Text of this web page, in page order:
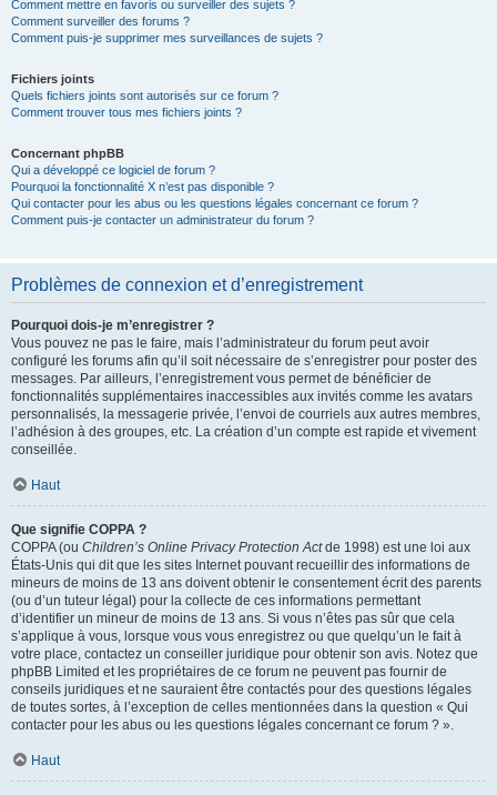
Comment mettre en favoris ou surveiller des sujets ?
Comment surveiller des forums ?
Comment puis-je supprimer mes surveillances de sujets ?
Fichiers joints
Quels fichiers joints sont autorisés sur ce forum ?
Comment trouver tous mes fichiers joints ?
Concernant phpBB
Qui a développé ce logiciel de forum ?
Pourquoi la fonctionnalité X n’est pas disponible ?
Qui contacter pour les abus ou les questions légales concernant ce forum ?
Comment puis-je contacter un administrateur du forum ?
Problèmes de connexion et d’enregistrement
Pourquoi dois-je m’enregistrer ?
Vous pouvez ne pas le faire, mais l’administrateur du forum peut avoir
configuré les forums afin qu’il soit nécessaire de s’enregistrer pour poster des
messages. Par ailleurs, l’enregistrement vous permet de bénéficier de
fonctionnalités supplémentaires inaccessibles aux invités comme les avatars
personnalisés, la messagerie privée, l’envoi de courriels aux autres membres,
l’adhésion à des groupes, etc. La création d’un compte est rapide et vivement
conseillée.
Haut
Que signifie COPPA ?
COPPA (ou Children’s Online Privacy Protection Actde 1998) est une loi aux
États-Unis qui dit que les sites Internet pouvant recueillir des informations de
mineurs de moins de 13 ans doivent obtenir le consentement écrit des parents
(ou d’un tuteur légal) pour la collecte de ces informations permettant
d’identifier un mineur de moins de 13 ans. Si vous n’êtes pas sûr que cela
s’applique à vous, lorsque vous vous enregistrez ou que quelqu’un le fait à
votre place, contactez un conseiller juridique pour obtenir son avis. Notez que
phpBB Limited et les propriétaires de ce forum ne peuvent pas fournir de
conseils juridiques et ne sauraient être contactés pour des questions légales
de toutes sortes, à l’exception de celles mentionnées dans la question « Qui
contacter pour les abus ou les questions légales concernant ce forum ? ».
Haut